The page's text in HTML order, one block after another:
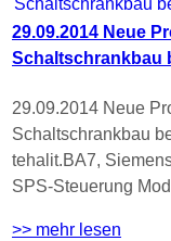
29.09.2014 Neue
Schaltschrankbau
29.09.2014 Neue
Schaltschrankbau
tehalit.BA7,
SPS-Steuerung
>> mehr lesen